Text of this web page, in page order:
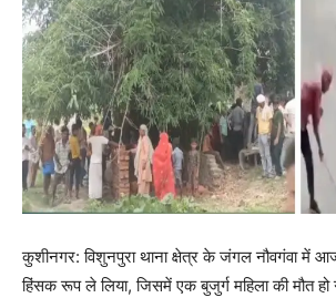
कुशीनगर: विशुनपुरा थाना क्षेत्र के जंगल नौवगंवा में
हिंसक रूप ले लिया, जिसमें एक बुजुर्ग महिला की मौत हो